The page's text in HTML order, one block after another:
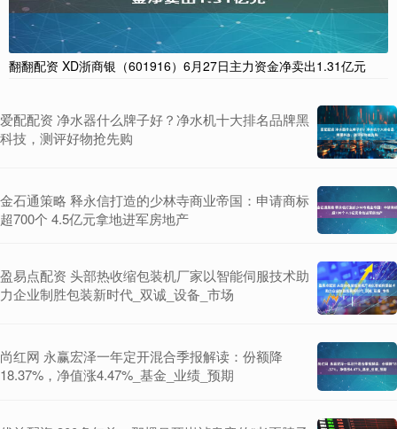
翻翻配资 XD浙商银（601916）6月27日主力资金净卖出1.31亿元
爱配配资 净水器什么牌子好？净水机十大排名品牌黑
科技，测评好物抢先购
金石通策略 释永信打造的少林寺商业帝国：申请商标
超700个 4.5亿元拿地进军房地产
盈易点配资 头部热收缩包装机厂家以智能伺服技术助
力企业制胜包装新时代_双诚_设备_市场
尚红网 永赢宏泽一年定开混合季报解读：份额降
18.37%，净值涨4.47%_基金_业绩_预期